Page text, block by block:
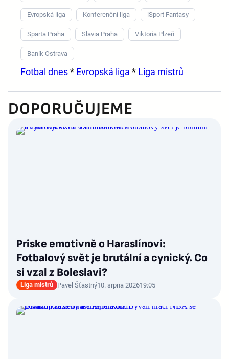
Evropská liga Konferenční liga iSport Fantasy
Sparta Praha Slavia Praha Viktoria Plzeň
Baník Ostrava
Fotbal dnes* Evropská liga * Liga mistrů
DOPORUČUJEME
Priske emotivně o Haraslínovi:
Fotbalový svět je brutální a cynický. Co
si vzal z Boleslavi?
Liga mistrů Pavel Šťastný10. srpna 202619:05